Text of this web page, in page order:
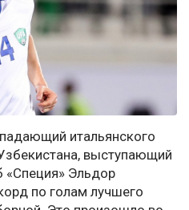
итальянского
выступающий
«Специя» Эльдор
по голам лучшего